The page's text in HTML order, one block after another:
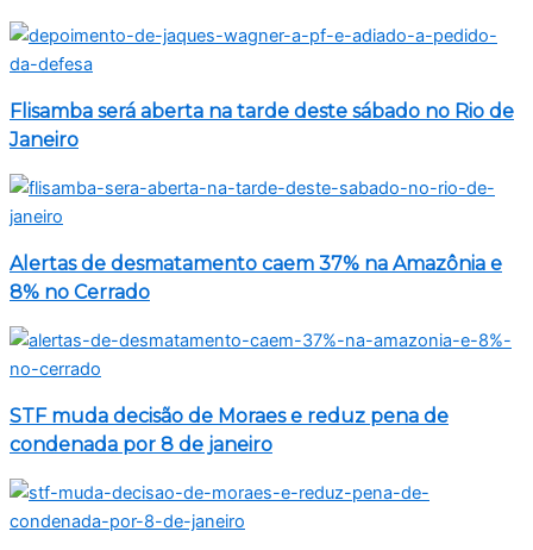
Flisamba será aberta na tarde deste sábado no Rio de
Janeiro
Alertas de desmatamento caem 37% na Amazônia e
8% no Cerrado
STF muda decisão de Moraes e reduz pena de
condenada por 8 de janeiro